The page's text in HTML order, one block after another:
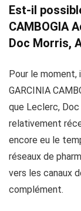
Est-il
CAMBOGIA
Doc Morris,
Pour le moment,
GARCINIA
que Leclerc,
relativement
encore eu le
réseaux de
vers les canaux
complément.